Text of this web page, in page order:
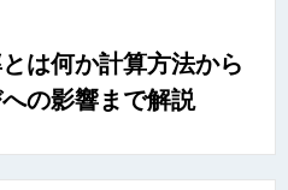
は何か計算方法から
の影響まで解説